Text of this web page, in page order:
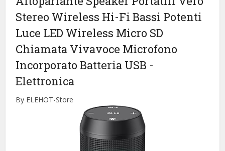
Stereo Wireless Hi-Fi Bassi Potenti
Luce LED Wireless Micro SD
Chiamata Vivavoce Microfono
Incorporato Batteria USB -
Elettronica
By ELEHOT-Store